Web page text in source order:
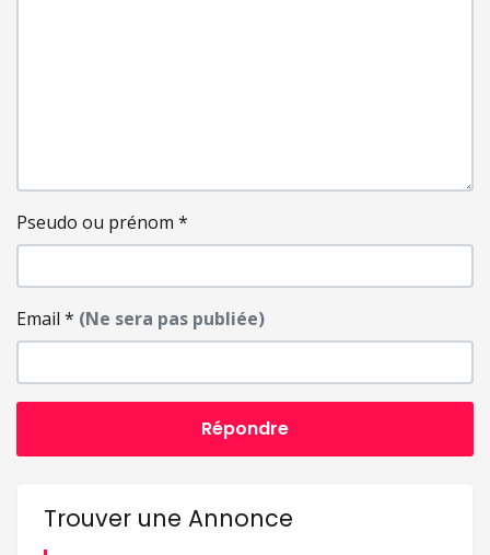
Pseudo ou prénom *
Email * (Ne sera pas publiée)
Répondre
Trouver une Annonce